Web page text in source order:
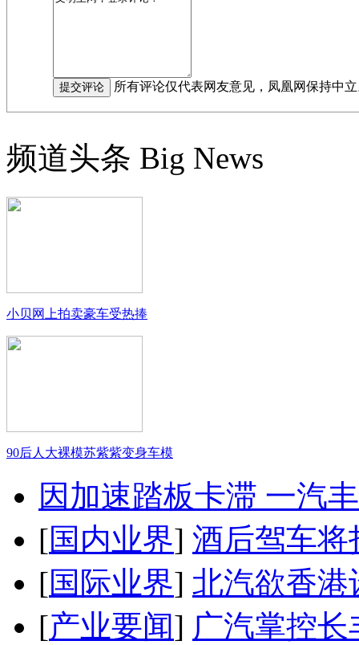
所有评论仅代表网友意见，凤凰网保持中
频道头条 Big News
小贝网上拍卖豪车受热捧
90后人大裸模苏紫紫变身车模
因加速踏板卡滞 一汽
[国内业界] 酒后驾车将
[国际业界] 北汽欲香港
[产业要闻] 广汽掌控